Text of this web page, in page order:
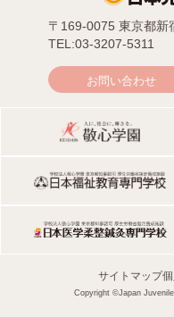
〒169-0075 東京都新
TEL:03-3207-5311
お問い合わせ
サイトマップ
Copyright ©Japan